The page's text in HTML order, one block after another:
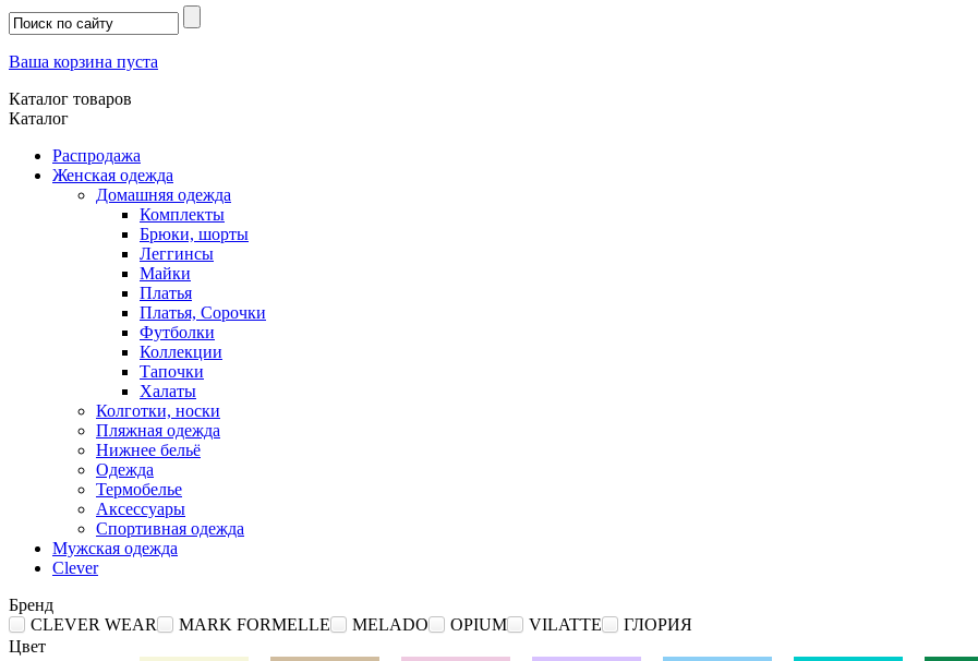
Ваша корзина пуста
Каталог товаров
Каталог
Распродажа
Женская одежда
Домашняя одежда
Комплекты
Брюки, шорты
Леггинсы
Майки
Платья
Платья, Сорочки
Футболки
Коллекции
Тапочки
Халаты
Колготки, носки
Пляжная одежда
Нижнее бельё
Одежда
Термобелье
Аксессуары
Спортивная одежда
Мужская одежда
Clever
Бренд
CLEVER WEAR
MARK FORMELLE MELADO OPIUM VILATTE
ГЛОРИЯ
Цвет